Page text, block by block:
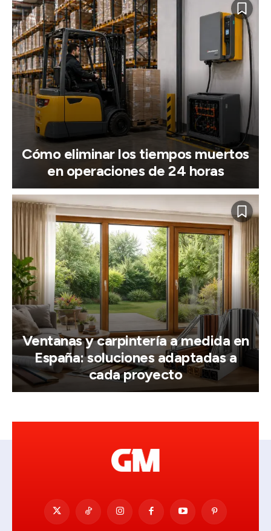
Cómo eliminar los tiempos muertos
en operaciones de 24 horas
Ventanas y carpintería a medida en
España: soluciones adaptadas a
cada proyecto